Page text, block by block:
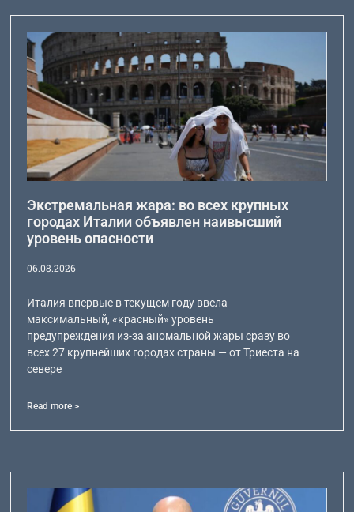
Экстремальная жара: во всех крупных
городах Италии объявлен наивысший
уровень опасности
06.08.2026
Италия впервые в текущем году ввела
максимальный, «красный» уровень
предупреждения из-за аномальной жары сразу во
всех 27 крупнейших городах страны — от Триеста на
севере
Read more >